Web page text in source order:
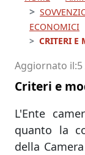
ECONOMICI
CRITERI E
Aggiornato il
Criteri e
L'Ente
quanto la
della